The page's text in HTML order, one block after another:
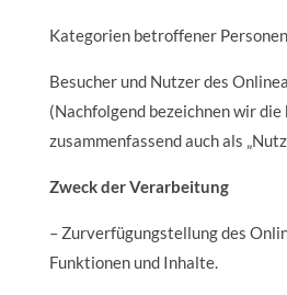
Kategorien betroffener Personen
Besucher und Nutzer des
(Nachfolgend bezeichnen wir
zusammenfassend auch als
Zweck der Verarbeitung
– Zurverfügungstellung des
Funktionen und Inhalte.